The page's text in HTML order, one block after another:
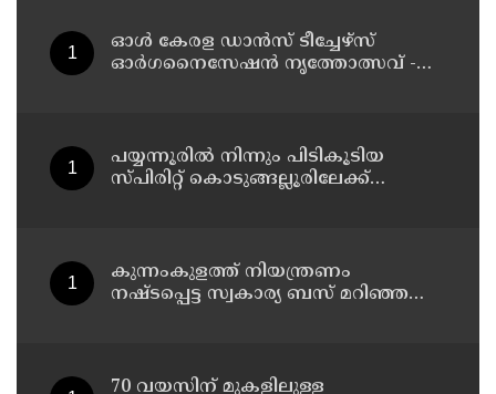
ഓൾ കേരള ഡാൻസ് ടീച്ചേഴ്സ്
ഓർഗനൈസേഷൻ നൃത്തോത്സവ് -
പയ്യന്നൂരിൽ നിന്നും പിടികൂടിയ
സ്പിരിറ്റ് കൊടുങ്ങല്ലൂരിലേക്ക്
കുന്നംകുളത്ത് നിയന്ത്രണം
നഷ്ടപ്പെട്ട സ്വകാര്യ ബസ് മറിഞ്ഞ
70 വയസിന് മുകളിലുള്ള